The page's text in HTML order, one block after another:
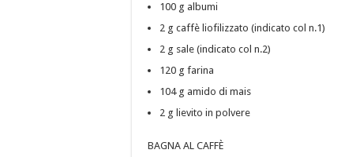
100 g albumi
2 g caffè liofilizzato (indicato col n.1)
2 g sale (indicato col n.2)
120 g farina
104 g amido di mais
2 g lievito in polvere
BAGNA AL CAFFÈ